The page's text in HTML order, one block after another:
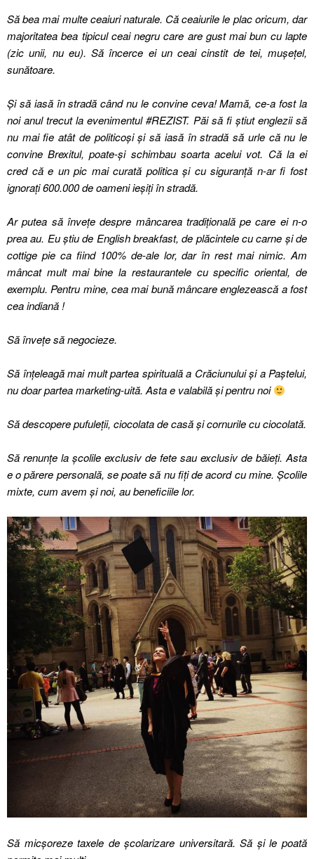
Să bea mai multe ceaiuri naturale. Că ceaiurile le plac oricum, dar
majoritatea bea tipicul ceai negru care are gust mai bun cu lapte
(zic unii, nu eu). Să încerce ei un ceai cinstit de tei, mușețel,
sunătoare.
Și să iasă în stradă când nu le convine ceva! Mamă, ce-a fost la
noi anul trecut la evenimentul #REZIST. Păi să fi știut englezii să
nu mai fie atât de politicoși și să iasă în stradă să urle că nu le
convine Brexitul, poate-și schimbau soarta acelui vot. Că la ei
cred că e un pic mai curată politica și cu siguranță n-ar fi fost
ignorați 600.000 de oameni ieșiți în stradă.
Ar putea să învețe despre mâncarea tradițională pe care ei n-o
prea au. Eu știu de English breakfast, de plăcintele cu carne și de
cottige pie ca fiind 100% de-ale lor, dar în rest mai nimic. Am
mâncat mult mai bine la restaurantele cu specific oriental, de
exemplu. Pentru mine, cea mai bună mâncare englezească a fost
cea indiană !
Să învețe să negocieze.
Să înțeleagă mai mult partea spirituală a Crăciunului și a Paștelui,
nu doar partea marketing-uită. Asta e valabilă și pentru noi
Să descopere pufuleții, ciocolata de casă și cornurile cu ciocolată.
Să renunțe la școlile exclusiv de fete sau exclusiv de băieți. Asta
e o părere personală, se poate să nu fiți de acord cu mine. Școlile
mixte, cum avem și noi, au beneficiile lor.
Să micșoreze taxele de școlarizare universitară. Să și le poată